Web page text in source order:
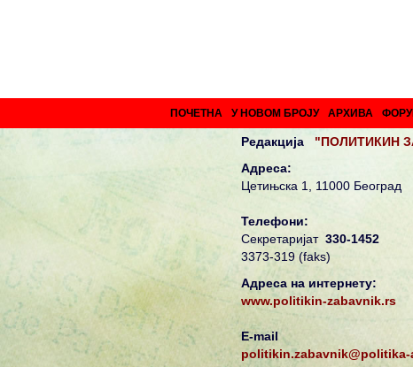
ПОЧЕТНА У НОВОМ БРОЈУ АРХИВА
Редакција "ПОЛИТИКИН
Адреса:
Цетињска 1, 11000 Београд
Телефони:
Секретаријат 330-1452
3373-319 (faks)
Адреса на интернету:
www.politikin-zabavnik.rs
E-mail
politikin.zabavnik@politika-